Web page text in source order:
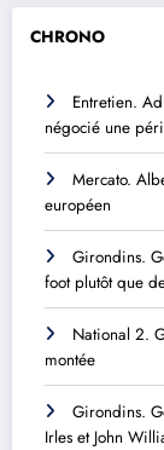
CHRONO
Entretien.
négocié une
Mercato.
européen
Girondins.
foot plutôt que
National 2.
montée
Girondins.
Irles et John